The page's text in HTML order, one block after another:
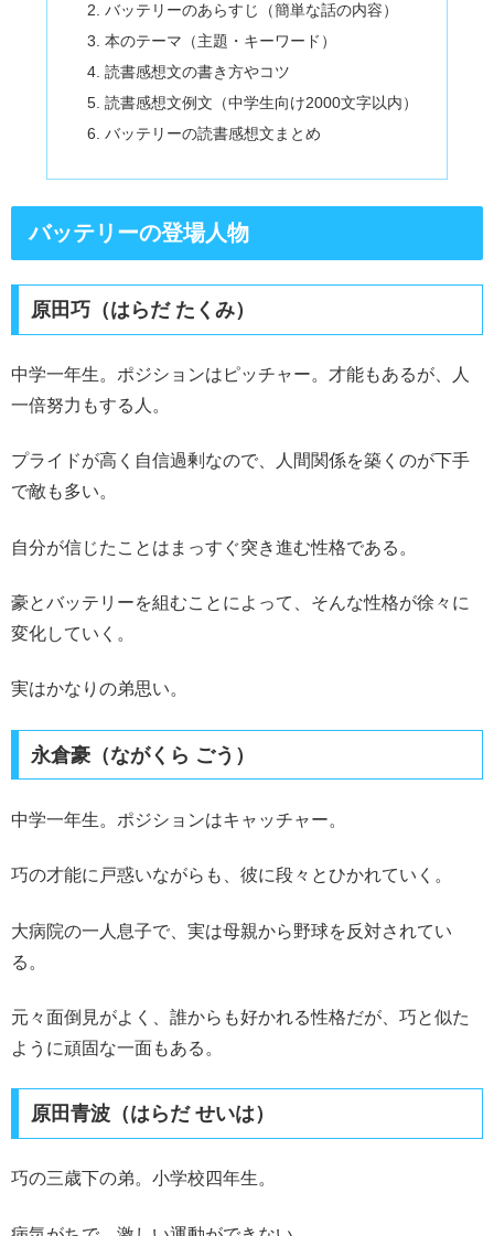
バッテリーのあらすじ（簡単な話の内容）
本のテーマ（主題・キーワード）
読書感想文の書き方やコツ
読書感想文例文（中学生向け2000文字以内）
バッテリーの読書感想文まとめ
バッテリーの登場人物
原田巧（はらだ たくみ）
中学一年生。ポジションはピッチャー。才能もあるが、人
一倍努力もする人。
プライドが高く自信過剰なので、人間関係を築くのが下手
で敵も多い。
自分が信じたことはまっすぐ突き進む性格である。
豪とバッテリーを組むことによって、そんな性格が徐々に
変化していく。
実はかなりの弟思い。
永倉豪（ながくら ごう）
中学一年生。ポジションはキャッチャー。
巧の才能に戸惑いながらも、彼に段々とひかれていく。
大病院の一人息子で、実は母親から野球を反対されてい
る。
元々面倒見がよく、誰からも好かれる性格だが、巧と似た
ように頑固な一面もある。
原田青波（はらだ せいは）
巧の三歳下の弟。小学校四年生。